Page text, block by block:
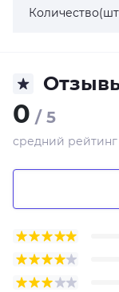
0 / 5
средний рейтинг